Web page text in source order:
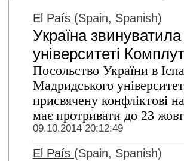
El País (Spain, Spanish)
Україна звинуватила
університеті
Посольство України в
Мадридського
присвячену конфліктові
має протривати до 23
09.10.2014 20:12:49
El País (Spain, Spanish)